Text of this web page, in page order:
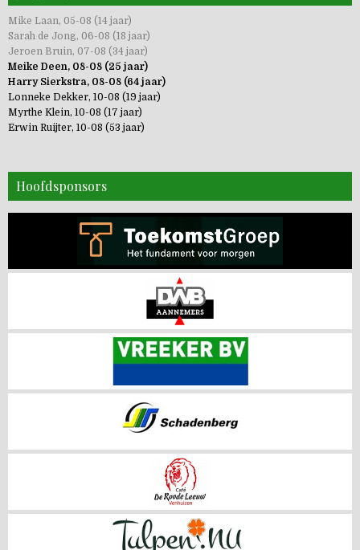
Mike Laan, 05-08 (14 jaar)
Sarah de Jong, 06-08 (18 jaar)
Jeroen Bruin, 07-08 (34 jaar)
Meike Deen, 08-08 (25 jaar)
Harry Sierkstra, 08-08 (64 jaar)
Lonneke Dekker, 10-08 (19 jaar)
Myrthe Klein, 10-08 (17 jaar)
Erwin Ruijter, 10-08 (53 jaar)
Hoofdsponsors